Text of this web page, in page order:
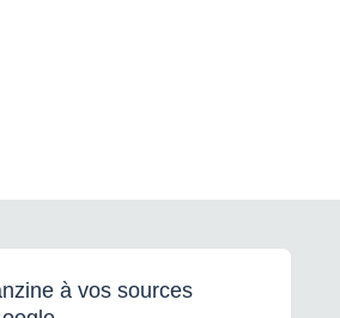
à vos sources